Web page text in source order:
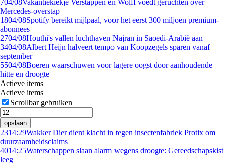
704/08Vakantiekiekje Verstappen en Wolff voedt geruchten over
Mercedes-overstap
1804/08Spotify bereikt mijlpaal, voor het eerst 300 miljoen premium-
abonnees
2704/08Houthi's vallen luchthaven Najran in Saoedi-Arabië aan
3404/08Albert Heijn halveert tempo van Koopzegels sparen vanaf
september
5504/08Boeren waarschuwen voor lagere oogst door aanhoudende
hitte en droogte
Actieve items
Actieve items
Scrollbar gebruiken
opslaan
2314:29Wakker Dier dient klacht in tegen insectenfabriek Protix om
duurzaamheidsclaims
4014:25Waterschappen slaan alarm wegens droogte: Gereedschapskist
leeg